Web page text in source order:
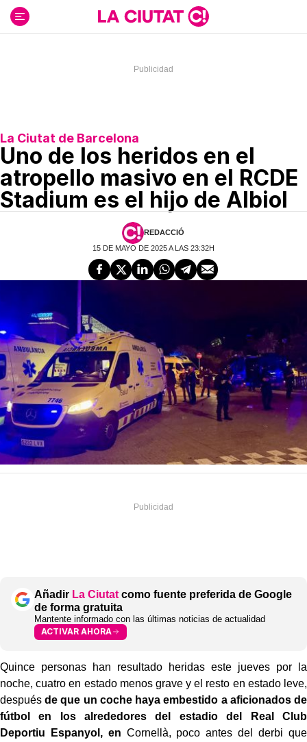
contenido
La Ciutat de Barcelona
Uno de los heridos en el
atropello masivo en el RCDE
Stadium es el hijo de Albiol
REDACCIÓ
15 DE MAYO DE 2025 A LAS 23:32H
Añadir La Ciutat como fuente preferida de Google
de forma gratuita
Mantente informado con las últimas noticias de actualidad
ACTIVAR AHORA
Quince personas han resultado heridas este jueves por la
noche, cuatro en estado menos grave y el resto en estado leve,
después de que un coche haya embestido a aficionados de
fútbol en los alrededores del estadio del Real Club
Deportiu Espanyol, en Cornellà, poco antes del derbi que